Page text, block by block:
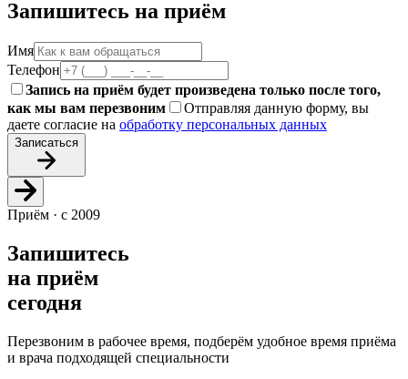
Запишитесь на приём
Имя
Телефон
Запись на приём будет произведена только после того,
как мы вам перезвоним
Отправляя данную форму, вы
даете согласие на обработку персональных данных
Записаться
Приём · с 2009
Запишитесь
на приём
сегодня
Перезвоним в рабочее время, подберём удобное время приёма
и врача подходящей специальности